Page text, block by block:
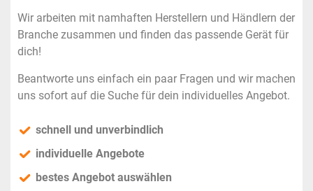
Wir arbeiten mit namhaften Herstellern und Händlern der
Branche zusammen und finden das passende Gerät für
dich!
Beantworte uns einfach ein paar Fragen und wir machen
uns sofort auf die Suche für dein individuelles Angebot.
schnell und unverbindlich
individuelle Angebote
bestes Angebot auswählen